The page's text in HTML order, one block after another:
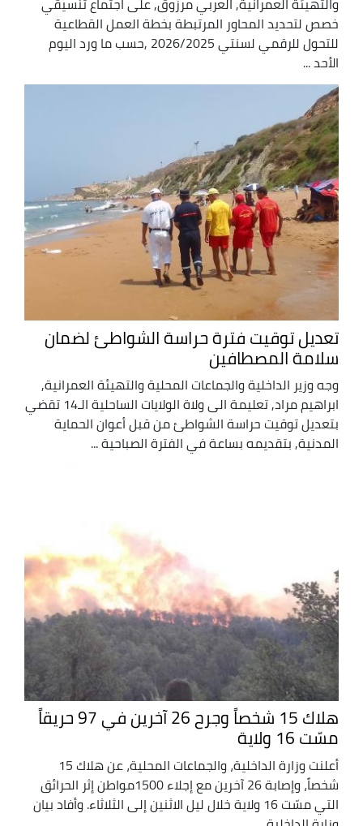
خصص لتحديد المحاور المرتبطة بخطة العمل القطاعية
للتحول للرقمي لسنتي 2026/2025 ,حسب ما ورد اليوم
الأحد ...
تعديل توقيت فترة حراسة الشواطئ لضمان
سلامة المصطافين
وجه وزير الداخلية والجماعات المحلية والتهيئة العمرانية,
ابراهيم مراد, تعليمة الى ولاة الولايات الساحلية الـ14 تقضي
بتعديل توقيت حراسة الشواطئ من قبل أعوان الحماية
المدنية, بتقديمه بساعة في الفترة الصباحية ...
هلاك 15 شخصاً وجرح 26 آخرين في 97 حريقاً
مسّت 16 ولاية
أعلنت وزارة الداخلية، والجماعات المحلية، عن هلاك 15
شخصاً، وإصابة 26 آخرين مع إجلاء 1500مواطن إثر الحرائق
التي مسّت 16 ولاية خلال ليل الاثنين إلى الثلاثاء. وأفاد بيان